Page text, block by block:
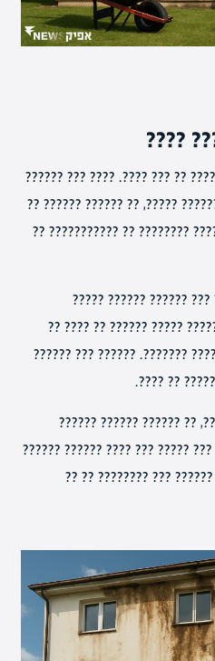
??????
???? ??? ?????? ?????? ?????
?????, ?? ?????? ????? ??????
?????? ?????? ?? ?????. ???
, ???? ??? ?????? ??????
???????? ?????. ???? ??
????? ?????, ??????? ??????
?????? ??
???? ????? ??? ????
??????? ?????? ??? ???? ?????.
???????? ???? ????,